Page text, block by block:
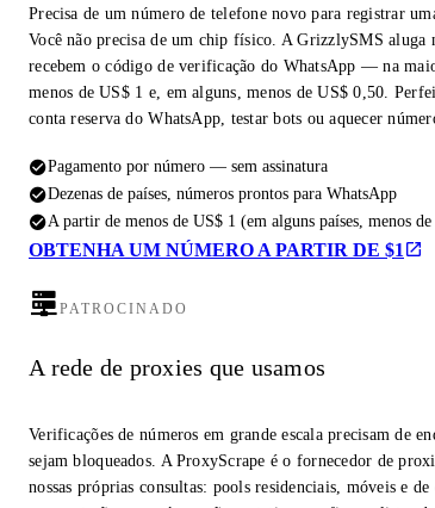
Precisa de um número de telefone novo para registrar
Você não precisa de um chip físico. A GrizzlySMS aluga
recebem o código de verificação do WhatsApp — na
menos de US$ 1 e, em alguns, menos de US$ 0,50.
conta reserva do WhatsApp, testar bots ou aquecer
Pagamento por número — sem assinatura
Dezenas de países, números prontos para WhatsApp
A partir de menos de US$ 1 (em alguns países, menos
OBTENHA UM NÚMERO A PARTIR DE $1
PATROCINADO
A rede de proxies que usamos
Verificações de números em grande escala precisam de
sejam bloqueados. A ProxyScrape é o fornecedor de
nossas próprias consultas: pools residenciais, móveis e de